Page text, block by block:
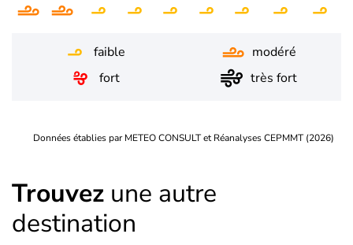
faible
modéré
fort
très fort
Données établies par METEO CONSULT et Réanalyses CEPMMT (2026)
Trouvez une autre
destination